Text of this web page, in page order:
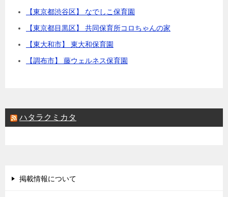
【東京都渋谷区】 なでしこ保育園
【東京都目黒区】 共同保育所コロちゃんの家
【東大和市】 東大和保育園
【調布市】 藤ウェルネス保育園
ハタラクミカタ
掲載情報について